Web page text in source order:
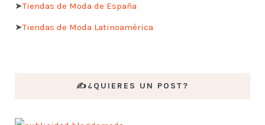
➤Tiendas de Moda de España
➤Tiendas de Moda Latinoamérica
✍️¿QUIERES UN POST?